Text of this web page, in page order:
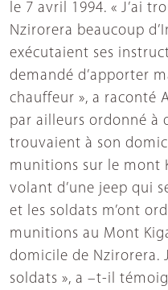
le 7 avril 1994. « J’ai
Nzirorera beaucoup
exécutaient ses
demandé d’apporter
chauffeur », a raconté
par ailleurs ordonné à
trouvaient à son
munitions sur le mont
volant d’une jeep qui
et les soldats m’ont
munitions au Mont
domicile de Nzirorera.
soldats », a –t-il